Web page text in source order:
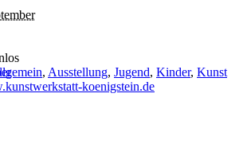
, Ausstellung, Jugend, Kinder, Kunst
koenigstein.de